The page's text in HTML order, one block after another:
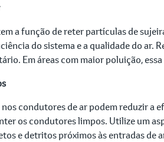
a função de reter partículas de
do sistema e a qualidade do
Em áreas com maior poluição,
condutores de ar podem reduzir a
os condutores limpos. Utilize um
e detritos próximos às entradas de